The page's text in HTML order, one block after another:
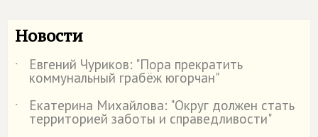
Новости
˙ Евгений Чуриков: "Пора прекратить
коммунальный грабёж югорчан"
˙
Екатерина Михайлова: "Округ должен стать
территорией заботы и справедливости"